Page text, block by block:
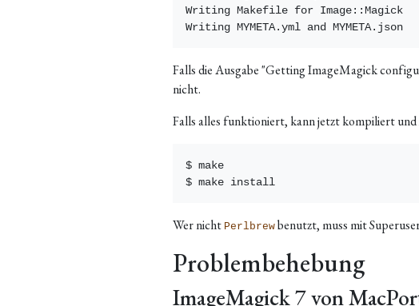
Writing Makefile for Image::Magick
Falls die Ausgabe "Getting ImageMagick
nicht.
Falls alles funktioniert, kann jetzt kompiliert
$ make
Wer nicht Perlbrewbenutzt, muss mit
Problembehebung
ImageMagick 7 von